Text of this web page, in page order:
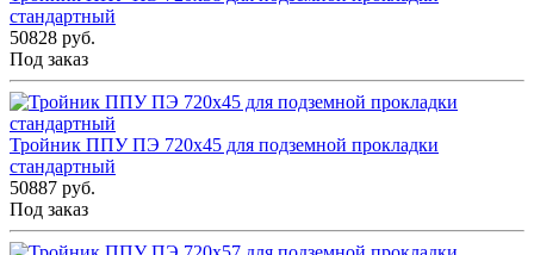
стандартный
50828 руб.
Под заказ
Тройник ППУ ПЭ 720x45 для подземной прокладки
стандартный
50887 руб.
Под заказ